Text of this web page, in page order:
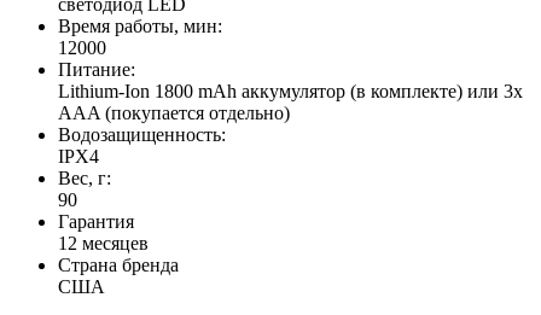
Время работы, мин:
12000
Питание:
Lithium-Ion 1800 mAh аккумулятор (в комплекте) или 3х
AAA (покупается отдельно)
Водозащищенность:
IPX4
Вес, г:
90
Гарантия
12 месяцев
Страна бренда
США